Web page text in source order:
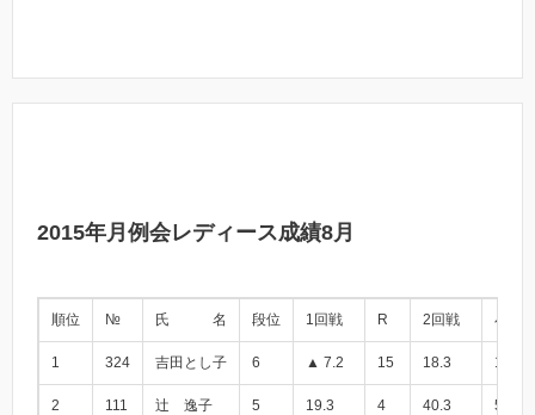
2015年月例会レディース成績8月
順位 № 氏 名 段位 1回戦 R 2回戦 小計
1 324 吉田とし子 6 ▲ 7.2 15 18.3 11.1
2 111 辻 逸子 5 19.3 4 40.3 59.6